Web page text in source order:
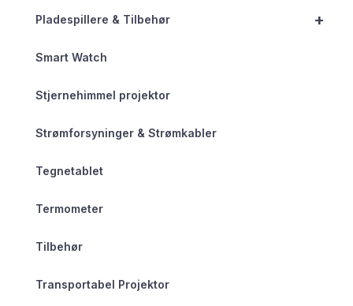
+
Pladespillere & Tilbehør
Smart Watch
Stjernehimmel projektor
Strømforsyninger & Strømkabler
Tegnetablet
Termometer
Tilbehør
Transportabel Projektor